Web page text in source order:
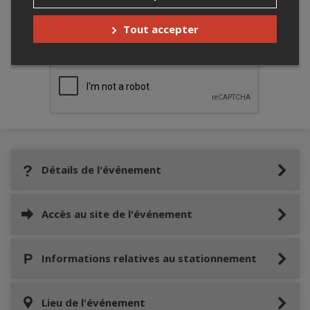
Merci de confirmer que vous n'êtes pas un
robot ci-bas.
Détails de l'événement
Accès au site de l'événement
Informations relatives au stationnement
Lieu de l'événement
Tout accepter